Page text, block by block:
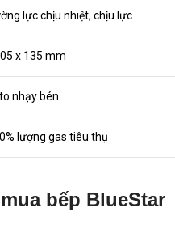
lực chịu nhiệt, chịu lực
x 135 mm
nhạy bén
lượng gas tiêu thụ
bếp BlueStar